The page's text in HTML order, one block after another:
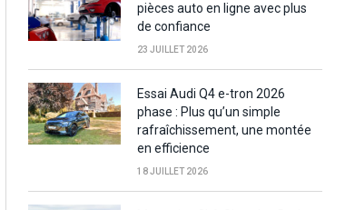
pièces auto en ligne avec plus
de confiance
23 JUILLET 2026
Essai Audi Q4 e-tron 2026
phase : Plus qu’un simple
rafraîchissement, une montée
en efficience
18 JUILLET 2026